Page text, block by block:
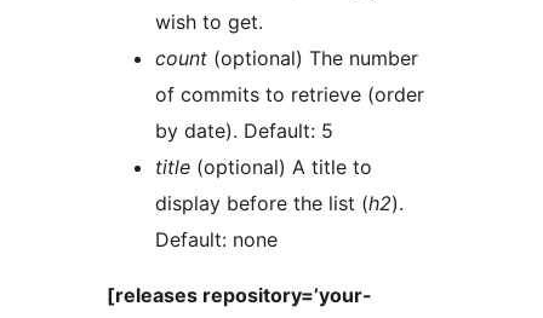
wish to get.
count (optional) The number
of commits to retrieve (order
by date). Default: 5
title (optional) A title to
display before the list (h2).
Default: none
[releases repository=’your-